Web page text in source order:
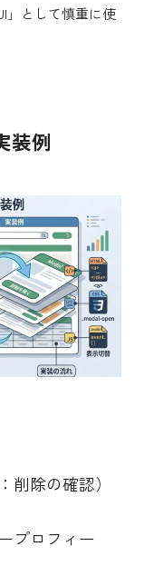
」として慎重に使
装例
除の確認）
プロフィー